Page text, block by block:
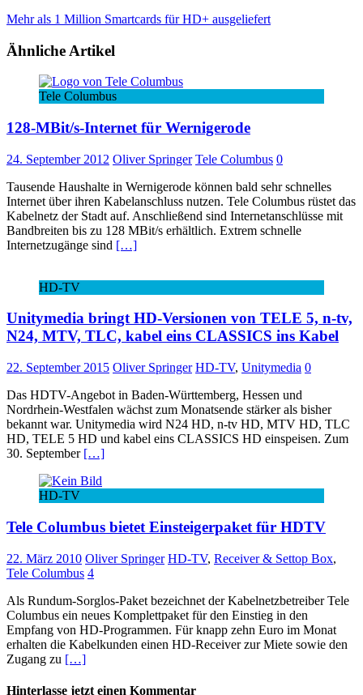
Mehr als 1 Million Smartcards für HD+ ausgeliefert
Ähnliche Artikel
Tele Columbus
128-MBit/s-Internet für Wernigerode
24. September 2012 Oliver Springer Tele Columbus 0
Tausende Haushalte in Wernigerode können bald sehr schnelles
Internet über ihren Kabelanschluss nutzen. Tele Columbus rüstet das
Kabelnetz der Stadt auf. Anschließend sind Internetanschlüsse mit
Bandbreiten bis zu 128 MBit/s erhältlich. Extrem schnelle
Internetzugänge sind […]
HD-TV
Unitymedia bringt HD-Versionen von TELE 5, n-tv,
N24, MTV, TLC, kabel eins CLASSICS ins Kabel
22. September 2015 Oliver Springer HD-TV, Unitymedia 0
Das HDTV-Angebot in Baden-Württemberg, Hessen und
Nordrhein-Westfalen wächst zum Monatsende stärker als bisher
bekannt war. Unitymedia wird N24 HD, n-tv HD, MTV HD, TLC
HD, TELE 5 HD und kabel eins CLASSICS HD einspeisen. Zum
30. September […]
HD-TV
Tele Columbus bietet Einsteigerpaket für HDTV
22. März 2010 Oliver Springer HD-TV, Receiver & Settop Box,
Tele Columbus 4
Als Rundum-Sorglos-Paket bezeichnet der Kabelnetzbetreiber Tele
Columbus ein neues Komplettpaket für den Einstieg in den
Empfang von HD-Programmen. Für knapp zehn Euro im Monat
erhalten die Kabelkunden einen HD-Receiver zur Miete sowie den
Zugang zu […]
Hinterlasse jetzt einen Kommentar